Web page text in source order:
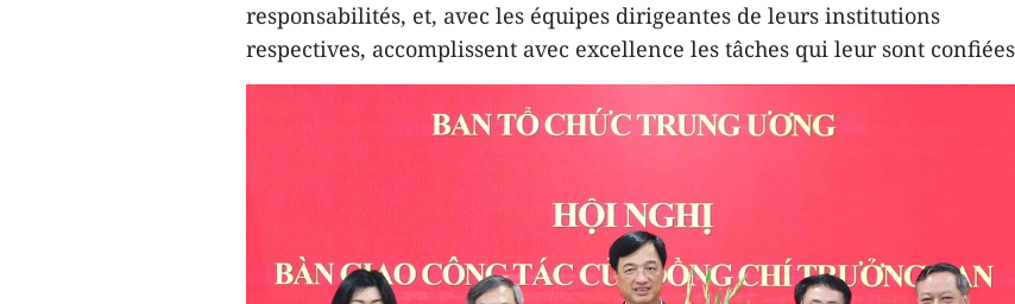
responsabilités, et, avec les équipes dirigeantes de leurs institutions
respectives, accomplissent avec excellence les tâches qui leur sont